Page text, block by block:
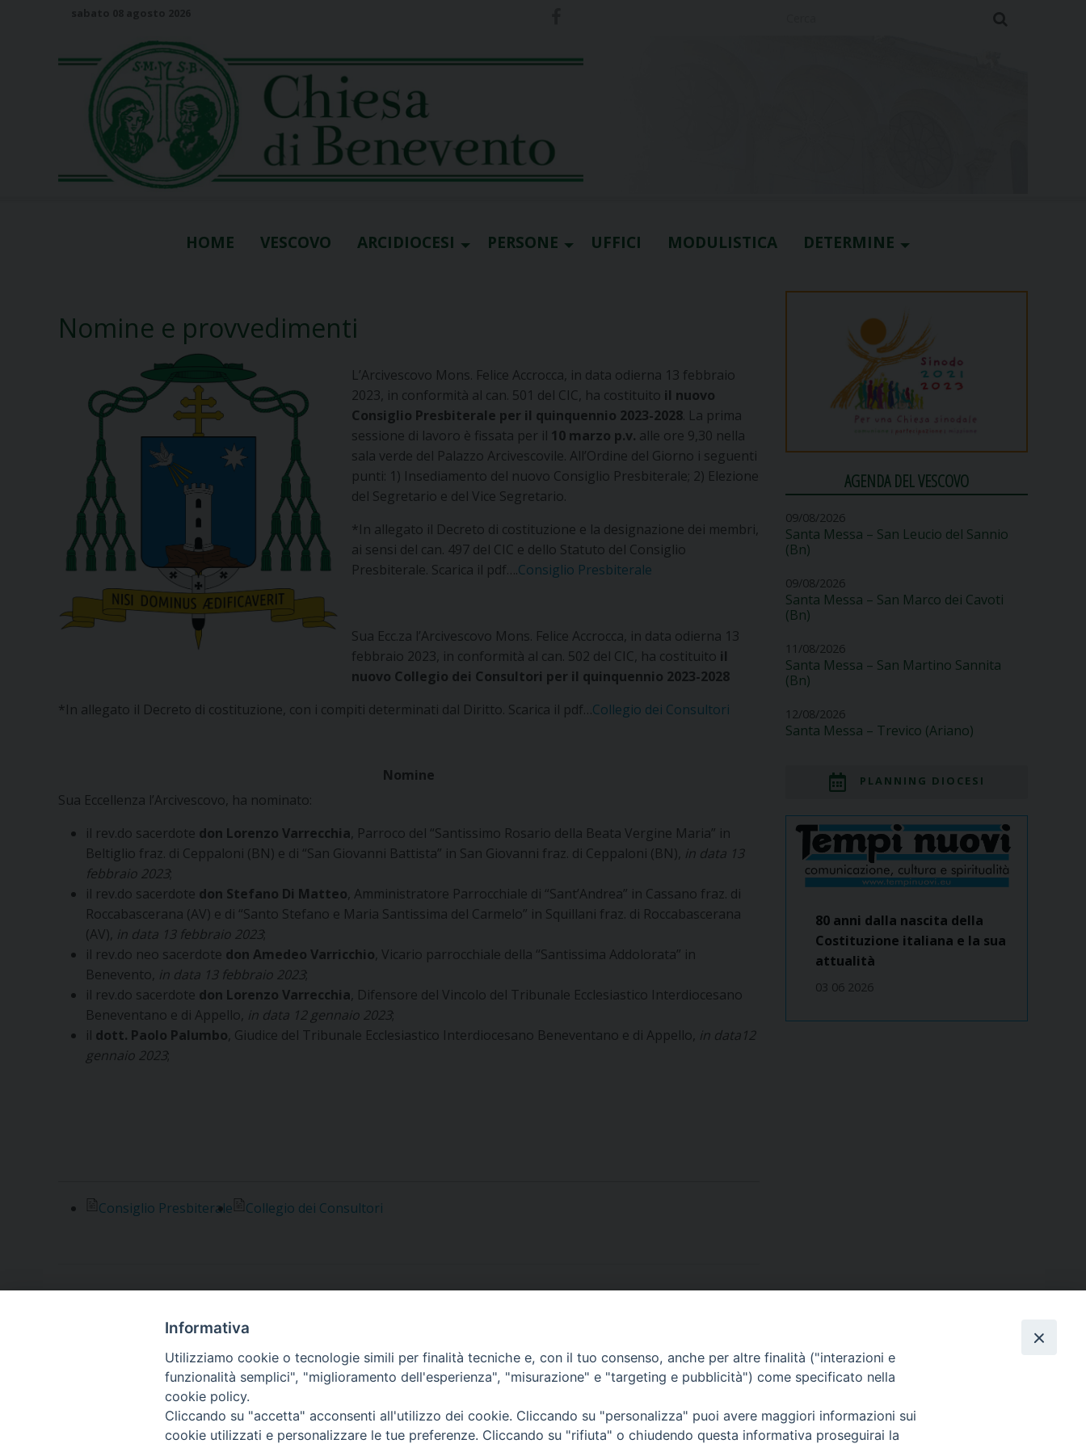
HOME VESCOVO ARCIDIOCESI PERSONE UFFICI MODULISTICA DETERMINE
Nomine e provvedimenti
L’Arcivescovo Mons. Felice Accrocca, in data odierna 13 febbraio
2023, in conformità al can. 501 del CIC, ha costituito il nuovo
Consiglio Presbiterale per il quinquennio 2023-2028. La prima
sessione di lavoro è fissata per il 10 marzo p.v. alle ore 9,30 nella
sala verde del Palazzo Arcivescovile. All’Ordine del Giorno i seguenti
punti: 1) Insediamento del nuovo Consiglio Presbiterale; 2) Elezione
del Segretario e del Vice Segretario.
*In allegato il Decreto di costituzione e la designazione dei membri,
ai sensi del can. 497 del CIC e dello Statuto del Consiglio
Presbiterale. Scarica il pdf….Consiglio Presbiterale
Sua Ecc.za l’Arcivescovo Mons. Felice Accrocca, in data odierna 13
febbraio 2023, in conformità al can. 502 del CIC, ha costituito il
nuovo Collegio dei Consultori per il quinquennio 2023-2028
*In allegato il Decreto di costituzione, con i compiti determinati dal Diritto. Scarica il pdf…Collegio dei Consultori
Nomine
Sua Eccellenza l’Arcivescovo, ha nominato:
il rev.do sacerdote don Lorenzo Varrecchia, Parroco del “Santissimo Rosario della Beata Vergine Maria” in
Beltiglio fraz. di Ceppaloni (BN) e di “San Giovanni Battista” in San Giovanni fraz. di Ceppaloni (BN), in data 13
febbraio 2023;
il rev.do sacerdote don Stefano Di Matteo, Amministratore Parrocchiale di “Sant’Andrea” in Cassano fraz. di
Roccabascerana (AV) e di “Santo Stefano e Maria Santissima del Carmelo” in Squillani fraz. di Roccabascerana
(AV), in data 13 febbraio 2023;
il rev.do neo sacerdote don Amedeo Varricchio, Vicario parrocchiale della “Santissima Addolorata” in
Benevento, in data 13 febbraio 2023;
il rev.do sacerdote don Lorenzo Varrecchia, Difensore del Vincolo del Tribunale Ecclesiastico Interdiocesano
Beneventano e di Appello, in data 12 gennaio 2023;
il dott. Paolo Palumbo, Giudice del Tribunale Ecclesiastico Interdiocesano Beneventano e di Appello, in data12
gennaio 2023;
Consiglio Presbiterale Collegio dei Consultori
AGENDA DEL VESCOVO
09/08/2026
Santa Messa – San Leucio del Sannio
(Bn)
09/08/2026
Santa Messa – San Marco dei Cavoti
(Bn)
11/08/2026
Santa Messa – San Martino Sannita
(Bn)
12/08/2026
Santa Messa – Trevico (Ariano)
PLANNING DIOCESI
80 anni dalla nascita della
Costituzione italiana e la sua
attualità
03 06 2026
Piazza Orsini, 27
82100 Benevento (BN)
Informativa
Utilizziamo cookie o tecnologie simili per finalità tecniche e, con il tuo consenso, anche per altre finalità ("interazioni e
funzionalità semplici", "miglioramento dell'esperienza", "misurazione" e "targeting e pubblicità") come specificato nella
cookie policy.
Cliccando su "accetta" acconsenti all'utilizzo dei cookie. Cliccando su "personalizza" puoi avere maggiori informazioni sui
cookie utilizzati e personalizzare le tue preferenze. Cliccando su "rifiuta" o chiudendo questa informativa proseguirai la